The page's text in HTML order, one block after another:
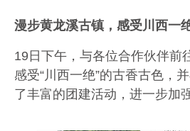
漫步黄龙溪古镇，感受川西一
19日下午，与各位合作伙伴前
感受“川西一绝”的古香古色，
了丰富的团建活动，进一步加